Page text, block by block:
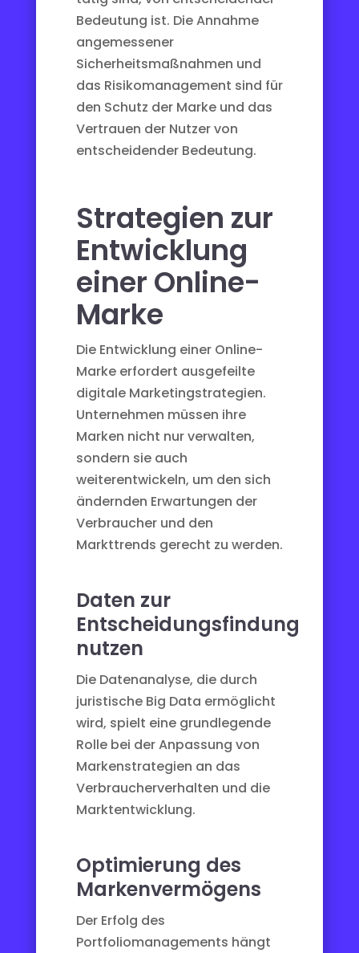
Bedeutung ist. Die Annahme
angemessener
Sicherheitsmaßnahmen und
das Risikomanagement sind für
den Schutz der Marke und das
Vertrauen der Nutzer von
entscheidender Bedeutung.
Strategien zur
Entwicklung
einer Online-
Marke
Die Entwicklung einer Online-
Marke erfordert ausgefeilte
digitale Marketingstrategien.
Unternehmen müssen ihre
Marken nicht nur verwalten,
sondern sie auch
weiterentwickeln, um den sich
ändernden Erwartungen der
Verbraucher und den
Markttrends gerecht zu werden.
Daten zur
Entscheidungsfindung
nutzen
Die Datenanalyse, die durch
juristische Big Data ermöglicht
wird, spielt eine grundlegende
Rolle bei der Anpassung von
Markenstrategien an das
Verbraucherverhalten und die
Marktentwicklung.
Optimierung des
Markenvermögens
Der Erfolg des
Portfoliomanagements hängt